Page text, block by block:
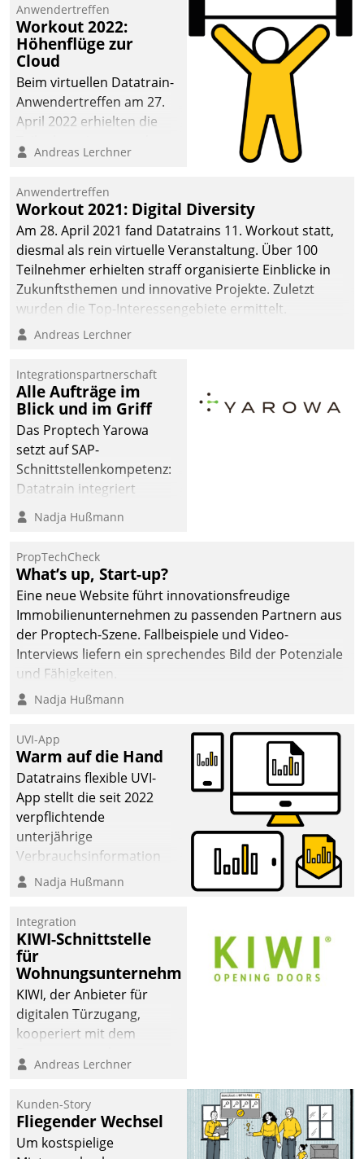
Anwendertreffen
Workout 2022:
Höhenflüge zur
Cloud
Beim virtuellen Datatrain-
Anwendertreffen am 27.
April 2022 erhielten die
Teilnehmer kurzweilige
Cloud-Strategien und -
Lösungen mit hohem
Zukunftspotenzial.
Andreas Lerchner
Anwendertreffen
Workout 2021: Digital Diversity
Am 28. April 2021 fand Datatrains 11. Workout statt,
diesmal als rein virtuelle Veranstaltung. Über 100
Teilnehmer erhielten straff organisierte Einblicke in
Zukunftsthemen und innovative Projekte. Zuletzt
wurden die Top-Interessengebiete ermittelt.
Andreas Lerchner
Integrationspartnerschaft
Alle Aufträge im
Blick und im Griff
Das Proptech Yarowa
setzt auf SAP-
Schnittstellenkompetenz:
Datatrain integriert
Yarowas Portal zur
Vergabe und Verwaltung
operativen
Instandhaltung in die
SAP-Systemlandschaft
deutscher
Wohnungsunternehmen
– und beschleunigt damit
Mieteranliegen zum
Nadja Hußmann
PropTechCheck
What’s up, Start-up?
Eine neue Website führt innovationsfreudige
Immobilienunternehmen zu passenden Partnern aus
der Proptech-Szene. Fallbeispiele und Video-
Interviews liefern ein sprechendes Bild der Potenziale
und Fähigkeiten.
Nadja Hußmann
UVI-App
Warm auf die Hand
Datatrains flexible UVI-
App stellt die seit 2022
verpflichtende
unterjährige
Verbrauchsinformation
schnell, zuverlässig und
Die monatlichen
Mitteilungen zum
Heizungs- und
Wasserverbrauch gehen
automatisiert, vollständig
und auf Wunsch über
mehrere zuvor
Kommunikationswege bei
Nadja Hußmann
Integration
KIWI-Schnittstelle
für
Wohnungsunternehmen
KIWI, der Anbieter für
digitalen Türzugang,
kooperiert mit dem
Softwareentwicklungshaus
Andreas Lerchner
Kunden-Story
Fliegender Wechsel
Um kostspielige